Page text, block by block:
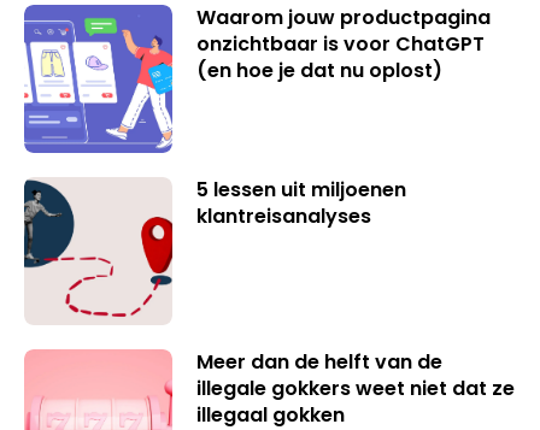
Waarom jouw productpagina
onzichtbaar is voor ChatGPT
(en hoe je dat nu oplost)
5 lessen uit miljoenen
klantreisanalyses
Meer dan de helft van de
illegale gokkers weet niet dat ze
illegaal gokken